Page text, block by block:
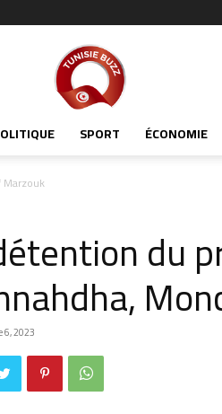
Tunisiabuzz
SPORT ÉCONOMIE
du
6, 2023